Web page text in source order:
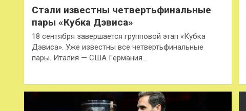
Стали известны четвертьфинальные
пары «Кубка Дэвиса»
18 сентября завершается групповой этап «Кубка
Дэвиса». Уже известны все четвертьфинальные
пары. Италия — США Германия…